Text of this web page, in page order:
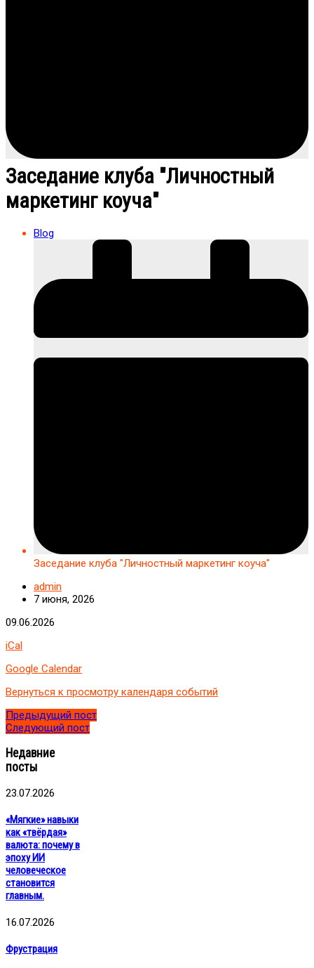
Заседание клуба "Личностный
маркетинг коуча"
Blog
Заседание клуба "Личностный маркетинг коуча"
admin
7 июня, 2026
Заседание
"Личностный
коуча"
09.06.2026
iCal
Google Calendar
Вернуться к просмотру календаря событий
Предыдущий пост
Следующий пост
Недавние
посты
23.07.2026
«Мягкие» навыки
как «твёрдая»
валюта: почему в
эпоху ИИ
человеческое
становится
главным.
16.07.2026
Фрустрация